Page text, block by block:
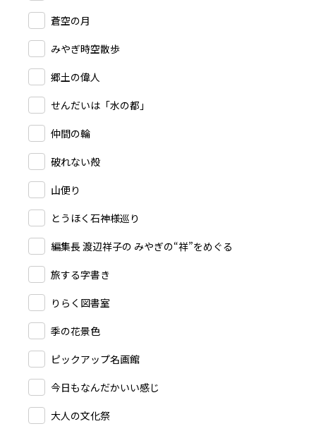
蒼空の月
みやぎ時空散歩
郷土の偉人
せんだいは「水の都」
仲間の輪
破れない殻
山便り
とうほく石神様巡り
編集長 渡辺祥子の みやぎの“祥”をめぐる
旅する字書き
りらく図書室
季の花景色
ピックアップ名画館
今日もなんだかいい感じ
大人の文化祭